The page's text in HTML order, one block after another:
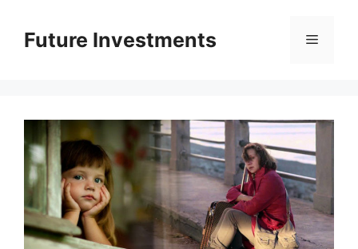
вмістуFuture Investments Меню